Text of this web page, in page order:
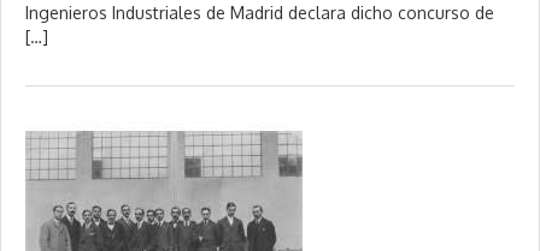
r
2
0
Ingenieros Industriales de Madrid declara dicho concurso de
[…]